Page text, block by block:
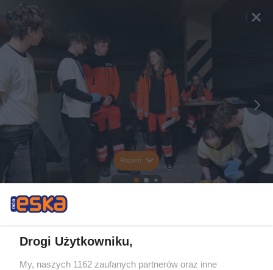
Rozwiń
Drogi Użytkowniku,
My, naszych 1162 zaufanych partnerów oraz inne